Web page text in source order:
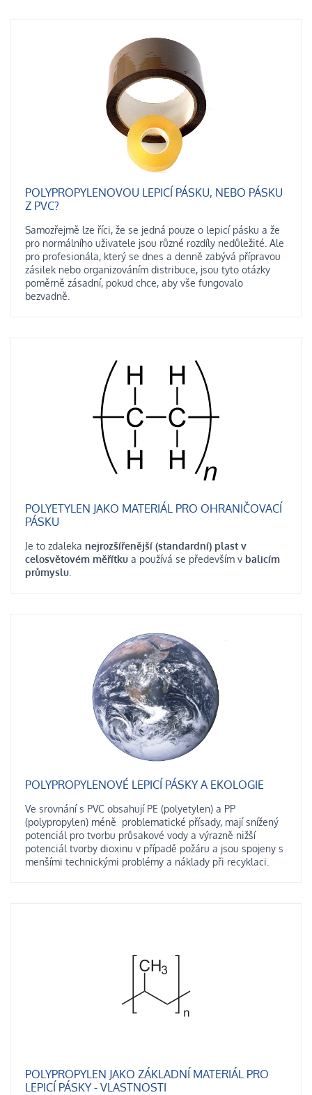
POLYPROPYLENOVOU LEPICÍ PÁSKU, NEBO PÁSKU
Z PVC?
Samozřejmě lze říci, že se jedná pouze o lepicí pásku a že
pro normálního uživatele jsou různé rozdíly nedůležité. Ale
pro profesionála, který se dnes a denně zabývá přípravou
zásilek nebo organizováním distribuce, jsou tyto otázky
poměrně zásadní, pokud chce, aby vše fungovalo
bezvadně.
POLYETYLEN JAKO MATERIÁL PRO OHRANIČOVACÍ
PÁSKU
Je to zdaleka nejrozšířenější (standardní) plast v
celosvětovém měřítku a používá se především v balicím
průmyslu
POLYPROPYLENOVÉ LEPICÍ PÁSKY A EKOLOGIE
Ve srovnání s PVC obsahují PE (polyetylen) a PP
(polypropylen) méně problematické přísady, mají snížený
potenciál pro tvorbu průsakové vody a výrazně nižší
potenciál tvorby dioxinu v případě požáru a jsou spojeny s
menšími technickými problémy a náklady při recyklaci.
POLYPROPYLEN JAKO ZÁKLADNÍ MATERIÁL PRO
LEPICÍ PÁSKY - VLASTNOSTI